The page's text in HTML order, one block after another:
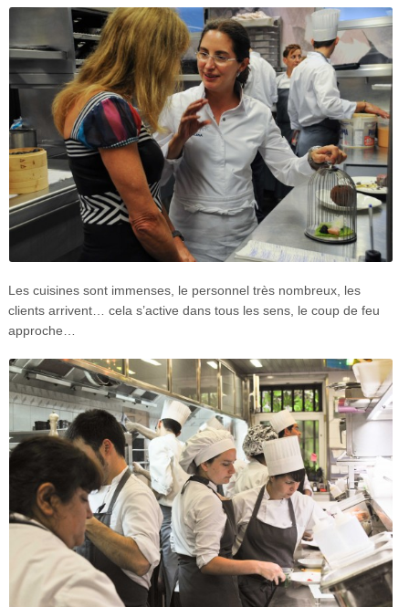
Les cuisines sont immenses, le personnel très nombreux, les
clients arrivent… cela s’active dans tous les sens, le coup de feu
approche…